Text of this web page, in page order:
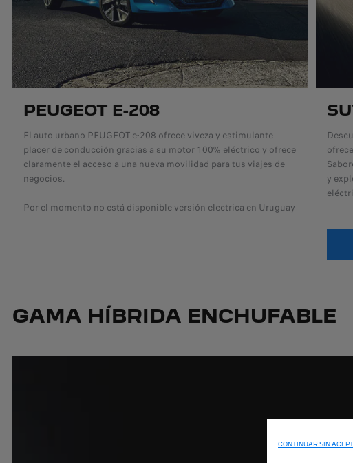
PEUGEOT E-208
El auto urbano PEUGEOT e-208 ofrece viveza y estimulante
placer de conducción gracias a su motor 100% eléctrico y ofrece
claramente el acceso a una nueva movilidad para tus viajes de
negocios.
Por el momento no está disponible versión electrica en Uruguay
y
GAMA HÍBRIDA ENCHUFABLE
CONTINUAR SIN